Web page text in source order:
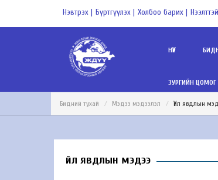
Нэвтрэх | Бүртгүүлэх | Холбоо барих |
НҮҮР
ЗУРГИЙН ЦОМОГ
Бидний тухай Мэдээ мэдээлэл Үйл явдлын
Үйл явдлын мэдээ